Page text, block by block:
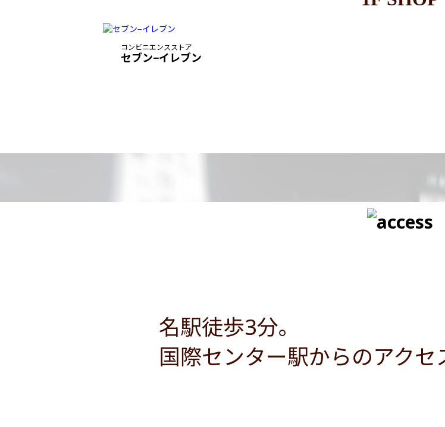
コンビニエンスストア
セブン−イレブン
名駅徒歩3分。
国際センター駅からのアク